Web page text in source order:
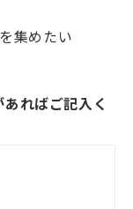
集めたい
ればご記入く